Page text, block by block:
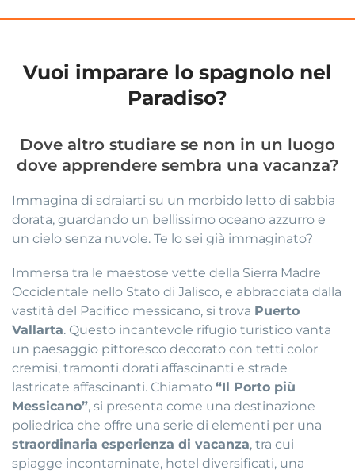
Vuoi imparare lo spagnolo nel
Paradiso?
Dove altro studiare se non in un luogo
dove apprendere sembra una vacanza?
Immagina di sdraiarti su un morbido letto di sabbia
dorata, guardando un bellissimo oceano azzurro e
un cielo senza nuvole. Te lo sei già immaginato?
Immersa tra le maestose vette della Sierra Madre
Occidentale nello Stato di Jalisco, e abbracciata dalla
vastità del Pacifico messicano, si trova Puerto
Vallarta. Questo incantevole rifugio turistico vanta
un paesaggio pittoresco decorato con tetti color
cremisi, tramonti dorati affascinanti e strade
lastricate affascinanti. Chiamato “Il Porto più
Messicano”, si presenta come una destinazione
poliedrica che offre una serie di elementi per una
straordinaria esperienza di vacanza, tra cui
spiagge incontaminate, hotel diversificati, una